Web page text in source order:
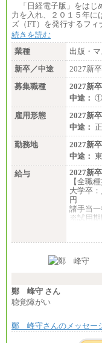
「日経電子版」をはじ
力を入れ、２０１５年に
ズ（FT）を発行するフ
続きを読む
業種
出版・
新卒／中途
2027新
募集職種
2027新卒
中途： ①
雇用形態
2027新卒
中途：
勤務地
2027新卒
中途：
給与
2027新卒
【全職種
大学卒
円
諸手当
※試用期
月給
ます。
鄭 峰守 さん
聴覚障がい
鄭 峰守さんのメッセー